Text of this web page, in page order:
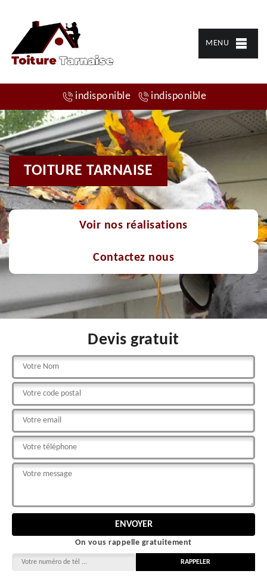
MENU
indisponible indisponible
TOITURE TARNAISE
Voir nos réalisations
Contactez nous
Devis gratuit
On vous rappelle gratuitement